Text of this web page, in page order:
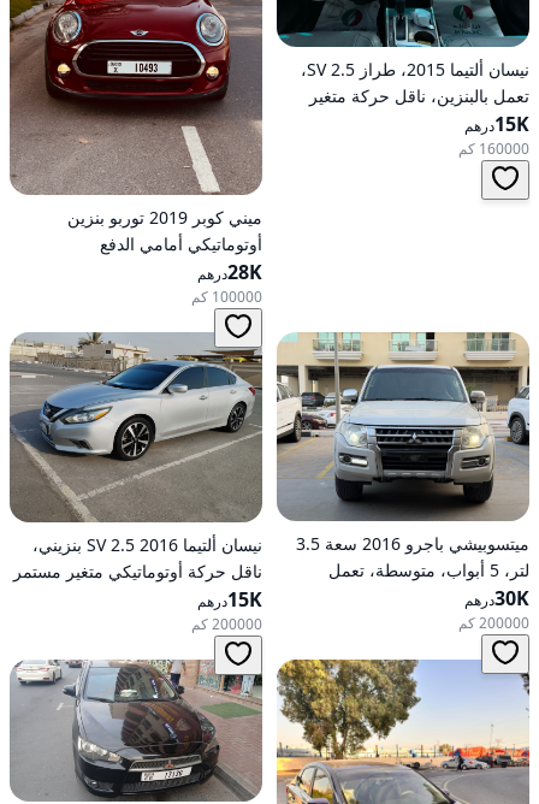
نيسان ألتيما 2015، طراز 2.5 SV،
تعمل بالبنزين، ناقل حركة متغير
مستمر (CVT)، دفع أمامي
15Kدرهم
160000 كم
ميني كوبر 2019 توربو بنزين
أوتوماتيكي أمامي الدفع
28Kدرهم
100000 كم
ميتسوبيشي باجرو 2016 سعة 3.5
لتر، 5 أبواب، متوسطة، تعمل
بالبنزين، أوتوماتيكية، دفع رباعي
30Kدرهم
200000 كم
نيسان ألتيما 2016 2.5 SV بنزيني،
ناقل حركة أوتوماتيكي متغير مستمر
(CVT)، دفع أمامي15Kدرهم
200000 كم